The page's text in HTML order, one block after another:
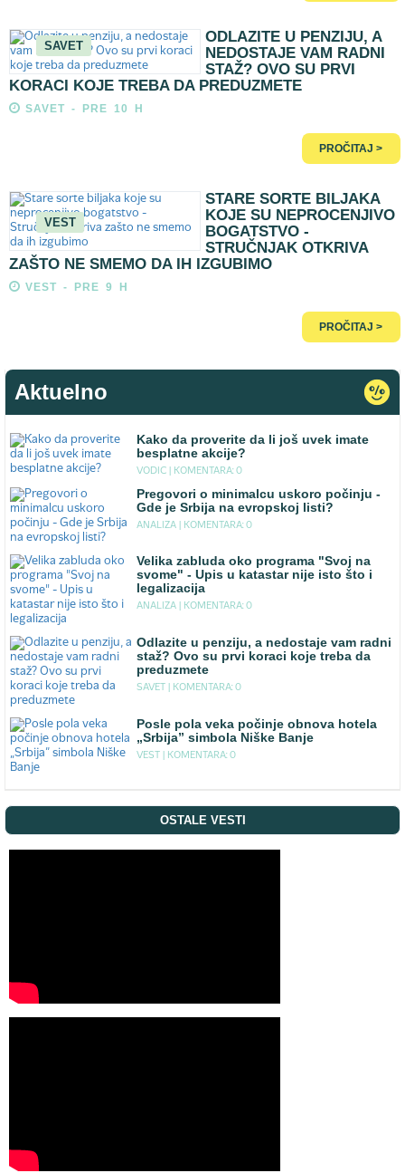
SAVET
ODLAZITE U PENZIJU, A
NEDOSTAJE VAM RADNI
STAŽ? OVO SU PRVI
KORACI KOJE TREBA DA PREDUZMETE
SAVET - PRE 10 H
PROČITAJ >
VEST
STARE SORTE BILJAKA
KOJE SU NEPROCENJIVO
BOGATSTVO -
STRUČNJAK OTKRIVA
ZAŠTO NE SMEMO DA IH IZGUBIMO
VEST - PRE 9 H
PROČITAJ >
Aktuelno
Kako da proverite da li još uvek imate
besplatne akcije?
VODIC | KOMENTARA: 0
Pregovori o minimalcu uskoro počinju -
Gde je Srbija na evropskoj listi?
ANALIZA | KOMENTARA: 0
Velika zabluda oko programa "Svoj na
svome" - Upis u katastar nije isto što i
legalizacija
ANALIZA | KOMENTARA: 0
Odlazite u penziju, a nedostaje vam radni
staž? Ovo su prvi koraci koje treba da
preduzmete
SAVET | KOMENTARA: 0
Posle pola veka počinje obnova hotela
„Srbija” simbola Niške Banje
VEST | KOMENTARA: 0
OSTALE VESTI